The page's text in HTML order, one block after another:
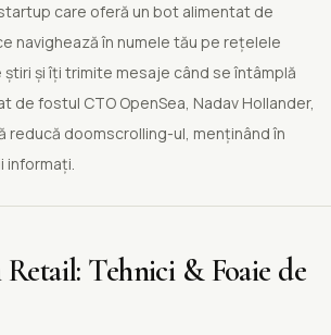
care oferă un bot alimentat de
navighează în numele tău pe rețelele
și îți trimite mesaje când se întâmplă
de fostul CTO OpenSea, Nadav Hollander,
reducă doomscrolling-ul, menținând în
informați.
Tehnici & Foaie de